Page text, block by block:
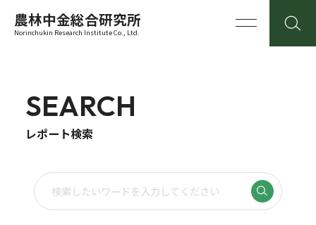
農林中金総合研究所
Norinchukin Research Institute Co., Ltd.
SEARCH
レポート検索